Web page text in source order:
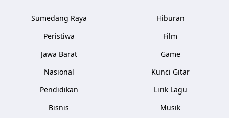
Sumedang Raya
Peristiwa
Jawa Barat
Nasional
Pendidikan
Bisnis
Hiburan
Film
Game
Kunci Gitar
Lirik Lagu
Musik